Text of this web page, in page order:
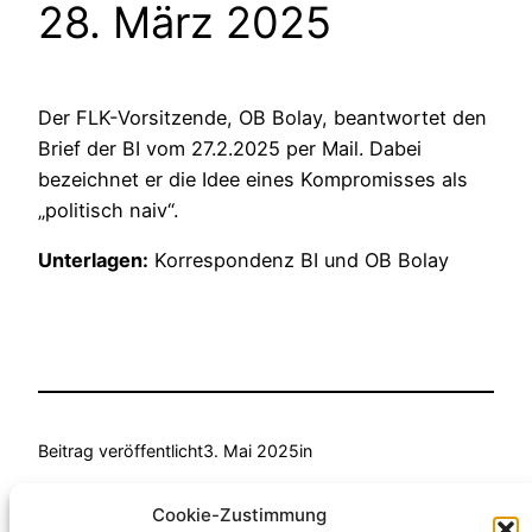
Cookie-Zustimmung
28. März 2025
Der FLK-Vorsitzende, OB Bolay, beantwortet den
Brief der BI vom 27.2.2025 per Mail. Dabei
bezeichnet er die Idee eines Kompromisses als
„politisch naiv“.
Unterlagen: Korrespondenz BI und OB Bolay
Beitrag veröffentlicht3. Mai 2025in
Anke Fellmann